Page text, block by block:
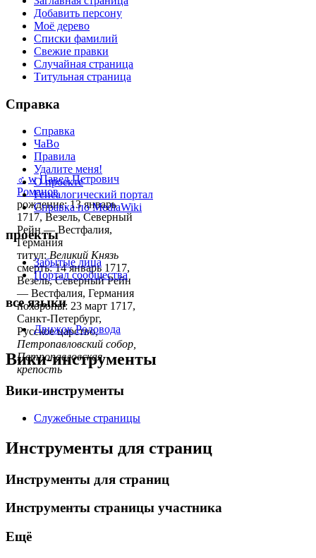
♂ w Павел Петрович
Романов
рождение: 13 январь
1717, Везель, Северный
Рейн — Вестфалия,
Германия
титул: Великий Князь
смерть: 14 январь 1717,
Везель, Северный Рейн
— Вестфалия, Германия
похороны: 23 март 1717,
Санкт-Петербург,
Русское царство,
Петропавловский собор,
Петропавловская
крепость
Добавить персону
Моё дерево
Списки фамилий
Свежие правки
Случайная страница
Титульная страница
Справка
Справка
ЧаВо
Правила
Удалите меня!
О проекте
Генеалогический портал
Справка по MediaWiki
проекты
Забытые лица
Портал сообщества
все языки
Движок Родовода
Вики-инструменты
Вики-инструменты
Служебные страницы
Инструменты для страниц
Инструменты для страниц
Инструменты страницы участника
Ещё